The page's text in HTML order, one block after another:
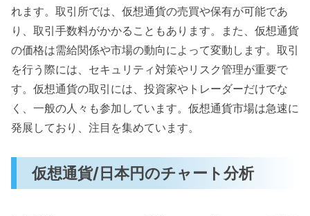
れます。取引所では、仮想通貨の売買や保有が可能であ
り、取引手数料がかかることもあります。また、仮想通貨
の価格は需給関係や市場の動向によって変動します。取引
を行う際には、セキュリティ対策やリスク管理が重要で
す。仮想通貨の取引には、投資家やトレーダーだけでな
く、一般の人々も参加しています。仮想通貨市場は急速に
発展しており、注目を集めています。
仮想通貨/日本円のチャート分析